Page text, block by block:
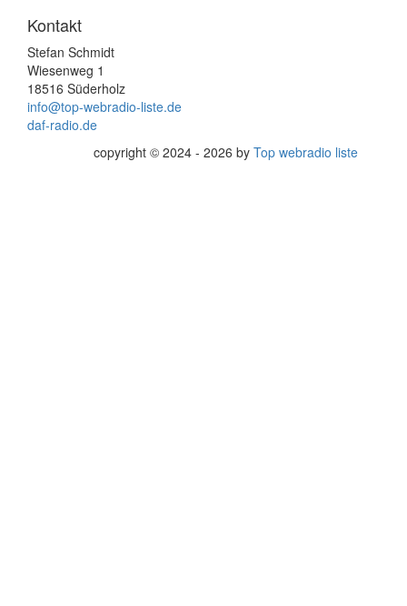
Kontakt
Stefan Schmidt
Wiesenweg 1
18516 Süderholz
info@top-webradio-liste.de
daf-radio.de
copyright © 2024 - 2026 by Top webradio liste